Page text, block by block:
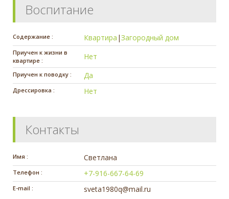
Воспитание
Содержание : Квартира |Загородный дом
Приучен к жизни в
квартире :
Нет
Приучен к поводку : Да
Дрессировка : Нет
Контакты
Имя : Светлана
Телефон : +7-916-667-64-69
E-mail : sveta1980q@mail.ru